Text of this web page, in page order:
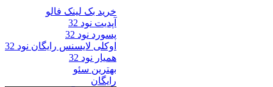
خرید بک لینک فالو
آپدیت نود 32
پسورد نود 32
اوکلی لایسنس رایگان نود 32
همیار نود 32
بهترین سئو
رایگان